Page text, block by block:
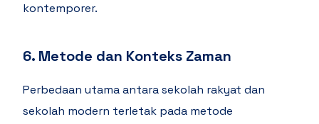
kontemporer.
6. Metode dan Konteks Zaman
Perbedaan utama antara sekolah rakyat dan
sekolah modern terletak pada metode